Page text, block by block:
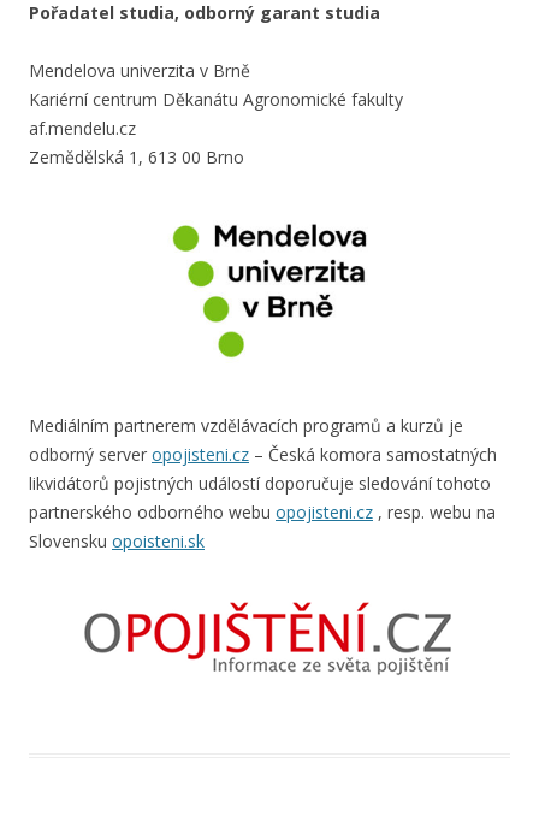
Pořadatel studia, odborný garant studia
Mendelova univerzita v Brně
Kariérní centrum Děkanátu Agronomické fakulty
af.mendelu.cz
Zemědělská 1, 613 00 Brno
Mediálním partnerem vzdělávacích programů a kurzů je
odborný server opojisteni.cz – Česká komora samostatných
likvidátorů pojistných událostí doporučuje sledování tohoto
partnerského odborného webu opojisteni.cz , resp. webu na
Slovensku opoisteni.sk